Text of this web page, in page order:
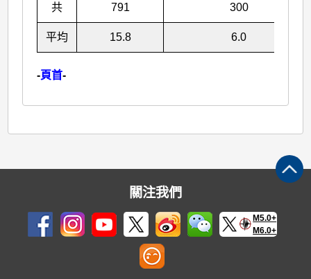
共 791 300
平均 15.8 6.0
-頁首-
關注我們
M5.0+
M6.0+